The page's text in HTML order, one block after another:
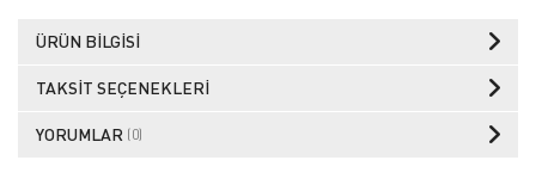
ÜRÜN BILGISI
TAKSIT SEÇENEKLERI
YORUMLAR (0)